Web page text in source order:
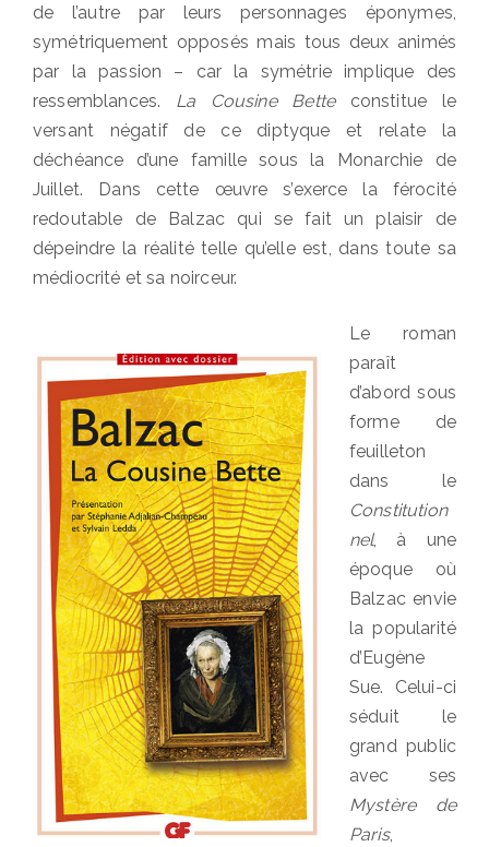
de l’autre par leurs personnages éponymes,
symétriquement opposés mais tous deux animés
par la passion – car la symétrie implique des
ressemblances. La Cousine Betteconstitue le
versant négatif de ce diptyque et relate la
déchéance d’une famille sous la Monarchie de
Juillet. Dans cette œuvre s’exerce la férocité
redoutable de Balzac qui se fait un plaisir de
dépeindre la réalité telle qu’elle est, dans toute sa
médiocrité et sa noirceur.
Le roman
paraît
d’abord sous
forme de
feuilleton
dans le
Constitution
nel, à une
époque où
Balzac envie
la popularité
d’Eugène
Sue. Celui-ci
séduit le
grand public
avec ses
Mystère de
Paris,